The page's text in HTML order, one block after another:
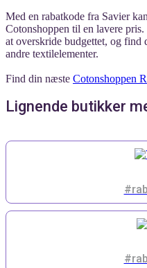
Med en rabatkode fra Savier
Cotonshoppen til en lavere
at overskride budgettet, og find
andre textilelementer.
Find din næste Cotonshoppen
Lignende butikker